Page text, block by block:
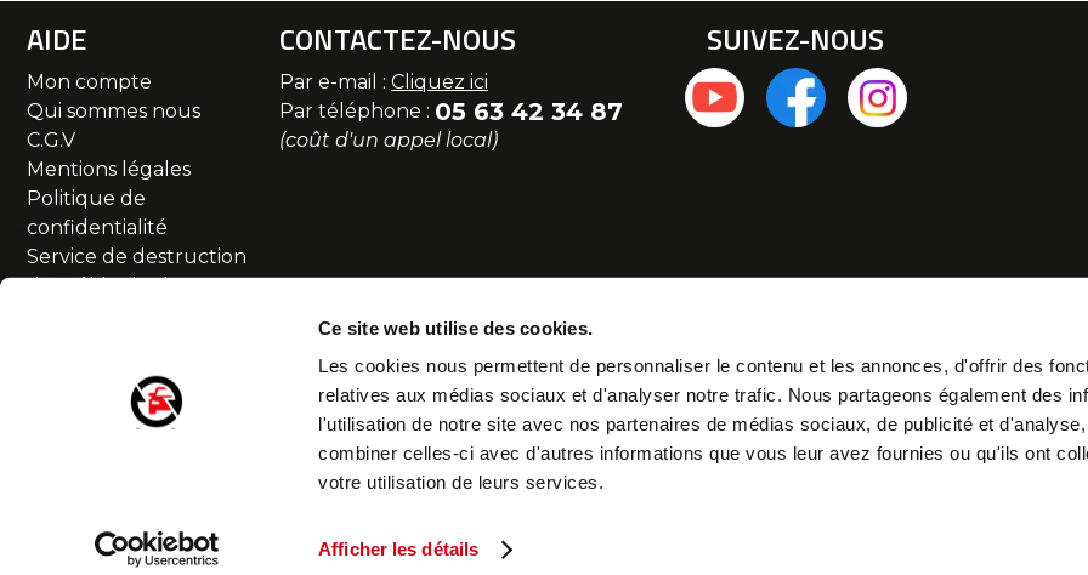
Ce site web utilise des cookies.
Les cookies nous permettent de personnaliser le contenu et les annonces, d'offrir des
relatives aux médias sociaux et d'analyser notre trafic. Nous partageons également des
l'utilisation de notre site avec nos partenaires de médias sociaux, de publicité et
combiner celles-ci avec d'autres informations que vous leur avez fournies ou qu'ils ont
votre utilisation de leurs services.
Afficher les détails
Accès au portail professionnel >
AIDE
Mon compte
Qui sommes nous
C.G.V
Mentions légales
Politique de
confidentialité
Service de destruction
des véhicules hors
SAV et Retour
Partenaires
Accessibilité numérique
CONTACTEZ-NOUS
Par e-mail : Cliquez ici
Par téléphone : 05 63 42 34 87
(coût d'un appel local)
SUIVEZ-NOUS